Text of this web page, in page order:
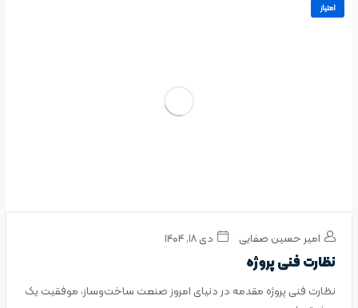
امتیاز
امیر حسین صفایی دی ۱۸, ۱۴۰۴
نظارت فنی پروژه
نظارت فنی پروژه مقدمه در دنیای امروز صنعت ساخت‌وساز، موفقیت یک